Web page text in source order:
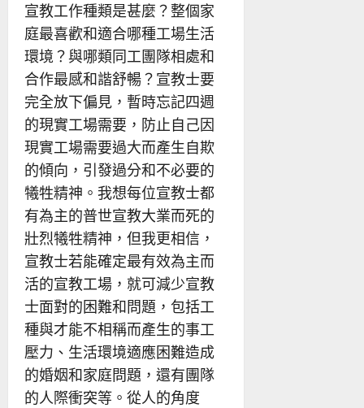
宣教工作種類是甚麼？整個家
庭最喜歡和適合哪種工場生活
環境？與哪類同工團隊相處和
合作最感和諧舒暢？宣教士要
完全放下偏見，暫時忘記四週
的現實工場需要，防止自己因
現實工場需要過大而產生自欺
的傾向，引發過分和不必要的
犧牲精神。我想每位宣教士都
有為主的普世宣教大業而死的
壯烈犧牲精神，但我更相信，
宣教士若能確定最有效為主而
活的宣教工場，就可減少宣教
士面對的困難和問題，包括工
種與才能不相稱而產生的事工
壓力、生活環境適應困難造成
的婚姻和家庭問題，還有團隊
的人際衝突等。從人的角度